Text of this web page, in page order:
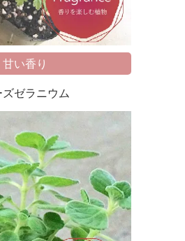
甘い香り
ズゼラニウム